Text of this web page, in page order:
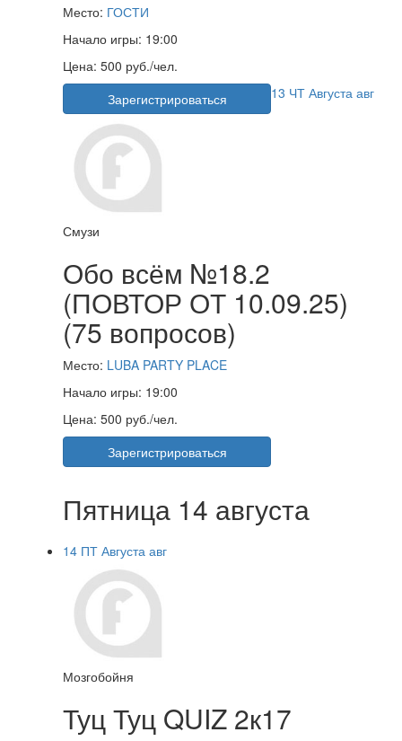
Место: ГОСТИ
Начало игры: 19:00
Цена: 500 руб./чел.
Зарегистрироваться
13 ЧТ Августа авг
Смузи
Обо всём №18.2
(ПОВТОР ОТ 10.09.25)
(75 вопросов)
Место: LUBA PARTY PLACE
Начало игры: 19:00
Цена: 500 руб./чел.
Зарегистрироваться
Пятница 14 августа
14 ПТ Августа авг
Мозгобойня
Туц Туц QUIZ 2к17